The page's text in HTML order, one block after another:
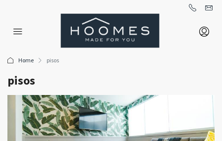
Home pisos
pisos